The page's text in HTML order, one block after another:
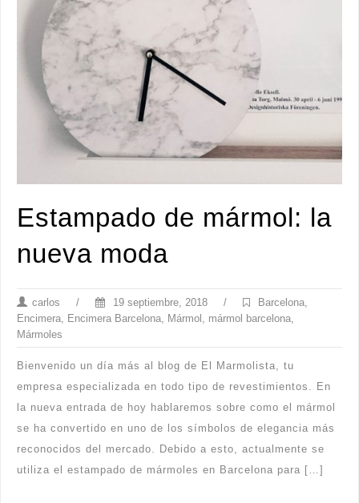
Estampado de mármol: la
nueva moda
carlos / 19 septiembre, 2018 / Barcelona,
Encimera, Encimera Barcelona, Mármol , mármol barcelona,
Mármoles
Bienvenido un día más al blog de El Marmolista, tu
empresa especializada en todo tipo de revestimientos. En
la nueva entrada de hoy hablaremos sobre como el mármol
se ha convertido en uno de los símbolos de elegancia más
reconocidos del mercado. Debido a esto, actualmente se
utiliza el estampado de mármoles en Barcelona para […]